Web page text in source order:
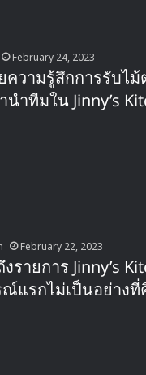
February 24, 2023
ความรู้สึกการรับไม้
ำทีมใน Jinny’s
February 22, 2023
งรายการ Jinny’s
แรกไม่เป็นอย่างที่